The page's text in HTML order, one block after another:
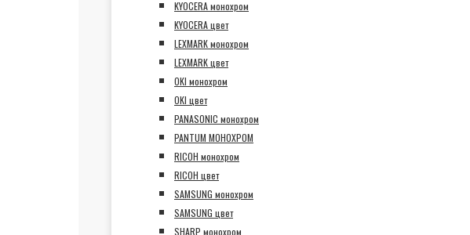
KYOCERA монохром
KYOCERA цвет
LEXMARK монохром
LEXMARK цвет
OKI монохром
OKI цвет
PANASONIC монохром
PANTUM МОНОХРОМ
RICOH монохром
RICOH цвет
SAMSUNG монохром
SAMSUNG цвет
SHARP монохром